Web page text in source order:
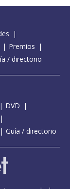
Premios
/ directorio
DVD
Guía / directorio